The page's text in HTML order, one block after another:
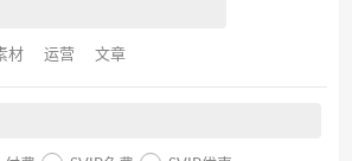
材 运营 文章